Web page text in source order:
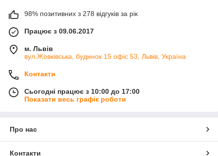
98% позитивних з 278 відгуків за рік
Працює з 09.06.2017
м. Львів
вул.Жовківська, будинок 15 офіс 53, Львів, Україна
Контакти
Сьогодні працює з 10:00 до 17:00
Показати весь графік роботи
Про нас
Контакти